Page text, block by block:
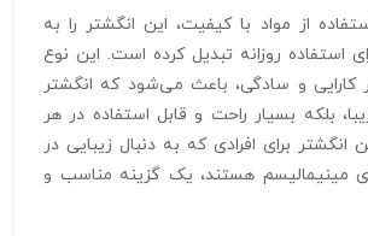
از مواد با کیفیت، این انگشتر را به
استفاده روزانه تبدیل کرده است. این نوع
کارایی و سادگی، باعث می‌شود که انگشتر
بلکه بسیار راحت و قابل استفاده در هر
انگشتر برای افرادی که به دنبال زیبایی در
مینیمالیسم هستند، یک گزینه مناسب و